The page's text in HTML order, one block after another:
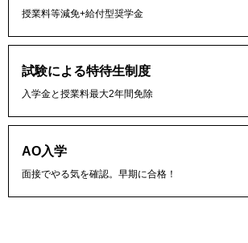
授業料等減免+給付型奨学金
試験による特待生制度
入学金と授業料最大2年間免除
AO入学
面接でやる気を確認。早期に合格！